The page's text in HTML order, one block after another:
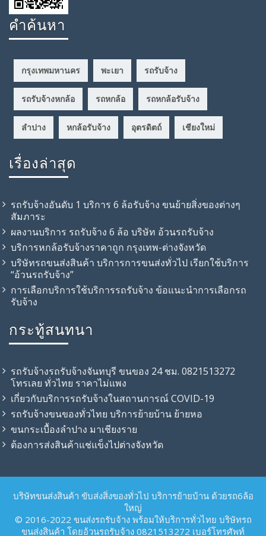
คำค้นหา
กรุงเทพมหานคร พะเยา รถรับจ้าง
รถรับจ้างหกล้อ รถหกล้อ รถหกล้อรับจ้าง
ลำปาง หกล้อรับจ้าง อุตรดิตถ์ เชียงใหม่
เรื่องล่าสุด
รถรับจ้างอันดับ 1 บริการ 6 ล้อรับจ้าง ขนย้ายสิ่งของต่างๆ
สัมภาระ
ผลงานบริการ รถรับจ้าง 6 ล้อ บริษัท อ้วนรถรับจ้าง
บริการหกล้อรับจ้างราคาถูก กรุงเทพ-ต่างจังหวัด
บริษัทรถขนส่งสินค้า บริการการขนส่งทั่วไป เรียกใช้บริการ
“อ้วนรถรับจ้าง”
การเลือกบริการใช้บริการรถรับจ้าง ข้อแนะนำการเลือกรถ
รับจ้าง
กระทู้สนทนา
รถรับจ้างรถรับจ้างจันทบุรี ขนของ 24 ชม. 0821513272
โทรเลย ทั่วไทย ราคาไม่แพง
เกี่ยวกับบริการรถรับจ้างในสถานการณ์ COVID-19
รถรับจ้าง​ขนของทั่วไทย บริการย้ายบ้าน ย้ายหอ
ขนกระเบื้องลำปาง มาเชียงราย
ต้องการส่งสินค้าแช่แข็งไปต่างจังหวัด
บริษัทขนส่งสินค้า ขับส่งสิ่งของทั่วไป บริการย้ายบ้าน ด้วยรถ6ล้อ
ใหญ่
© 2016-2022 ขนส่งรถรับจ้าง พร้อมให้บริการทั่วไทย บริษัทรถ
ขนส่งสินค้า โดยอ้วนรถรับจ้าง 0821513272 เบอร์โทรศัพท์